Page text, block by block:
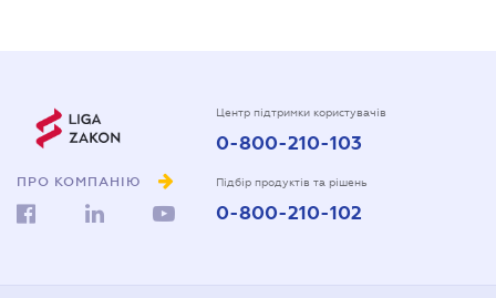
ПРО КОМПАНІЮ
Центр підтримки користувачів
0-800-210-103
Підбір продуктів та рішень
0-800-210-102